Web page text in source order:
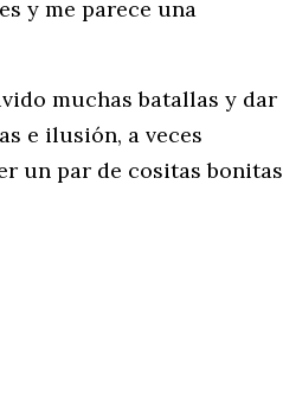
y me parece una
muchas batallas y dar
e ilusión, a veces
un par de cositas bonitas